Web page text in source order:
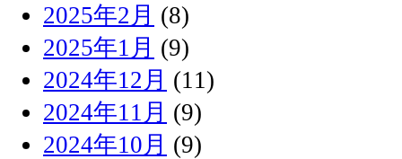
2025年2月 (8)
2025年1月 (9)
2024年12月 (11)
2024年11月 (9)
2024年10月 (9)